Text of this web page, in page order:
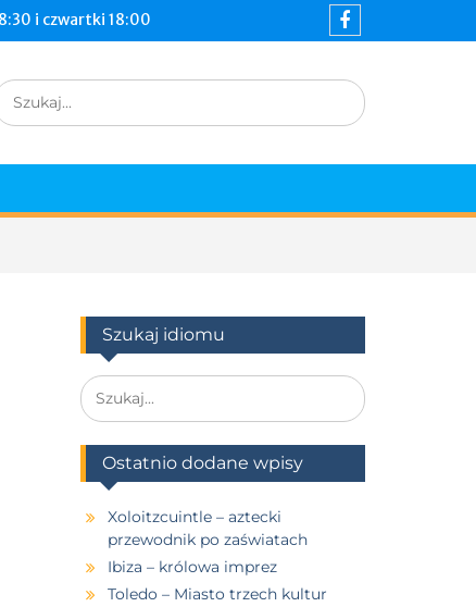
i czwartki 18:00
Szukaj idiomu
Ostatnio dodane wpisy
Xoloitzcuintle – aztecki
przewodnik po zaświatach
Ibiza – królowa imprez
Toledo – Miasto trzech kultur